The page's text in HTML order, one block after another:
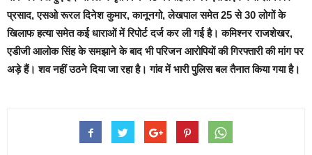
प्रसाद, एसओ रूरल दिनेश कुमार, कानूनगो, लेखपाल समेत 25 से 30 लोगों के
खिलाफ हत्या समेत कई धाराओं में रिपोर्ट दर्ज कर ली गई है। कमिश्नर राजशेखर,
एडीजी आलोक सिंह के समझाने के बाद भी परिजन आरोपियों की गिरफ्तारी की मांग पर
अड़े हैं। शव नहीं उठने दिया जा रहा है। गांव में भारी पुलिस बल तैनात किया गया है।